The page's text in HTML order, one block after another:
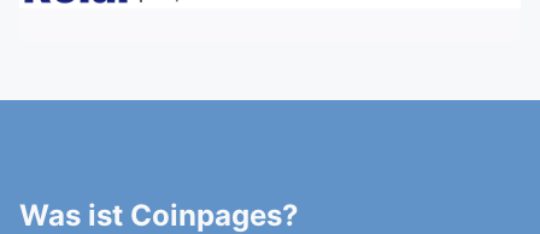
Was ist Coinpages?